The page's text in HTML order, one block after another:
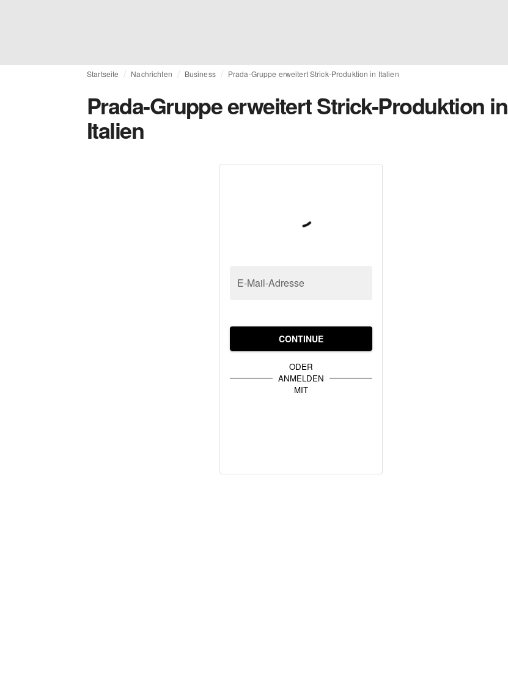
Startseite Nachrichten Business Prada-Gruppe erweitert Strick-Produktion in Italien
Prada-Gruppe erweitert Strick-Produktion in
Italien
E-Mail-Adresse
CONTINUE
ODER
ANMELDEN
MIT